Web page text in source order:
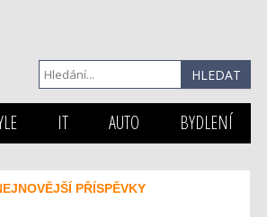
IT AUTO BYDLENÍ
PŘÍSPĚVKY